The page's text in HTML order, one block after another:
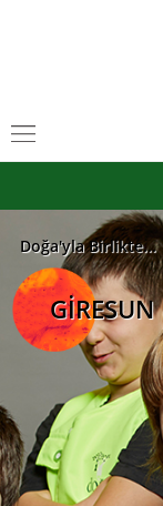
Doğa'yla Birlikte...